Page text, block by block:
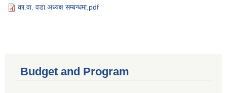
का.वा. वडा अध्यक्ष सम्बन्धमा.pdf
Budget and Program